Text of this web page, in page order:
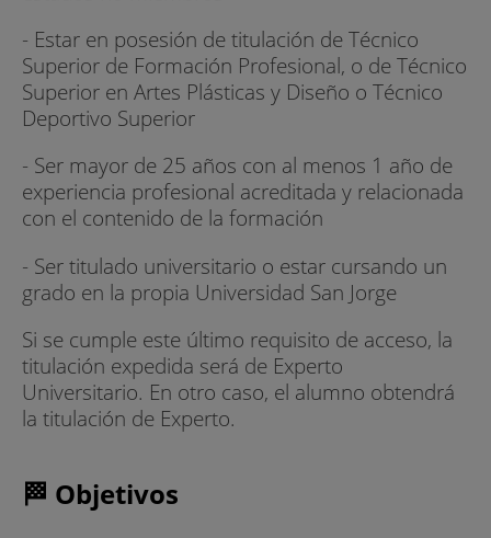
- Estar en posesión de titulación de Técnico
Superior de Formación Profesional, o de Técnico
Superior en Artes Plásticas y Diseño o Técnico
Deportivo Superior
- Ser mayor de 25 años con al menos 1 año de
experiencia profesional acreditada y relacionada
con el contenido de la formación
- Ser titulado universitario o estar cursando un
grado en la propia Universidad San Jorge
Si se cumple este último requisito de acceso, la
titulación expedida será de Experto
Universitario. En otro caso, el alumno obtendrá
la titulación de Experto.
🏁 Objetivos